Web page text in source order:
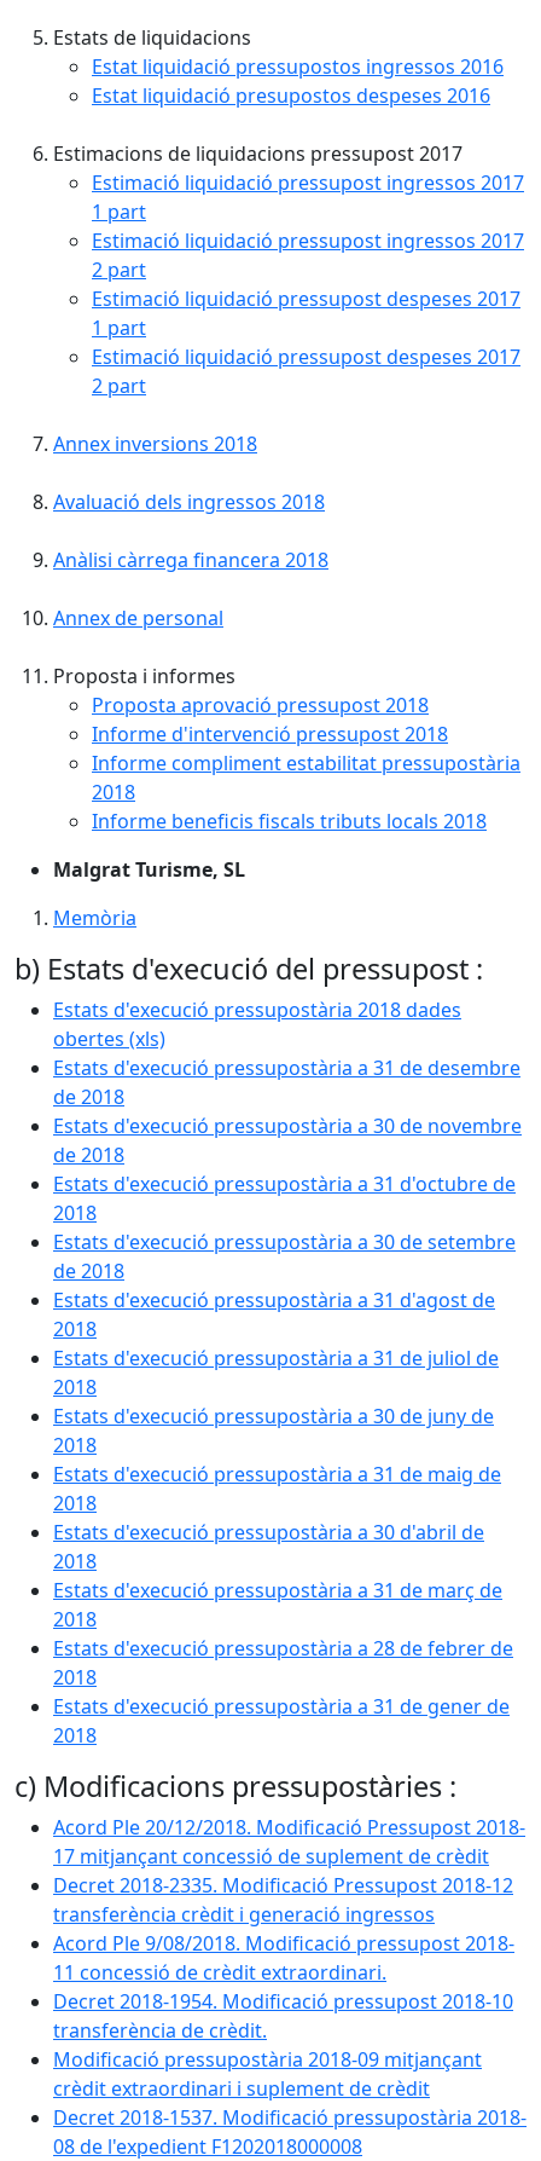
Estats de liquidacions
Estat liquidació pressupostos ingressos 2016
Estat liquidació presupostos despeses 2016
Estimacions de liquidacions pressupost 2017
Estimació liquidació pressupost ingressos 2017
1 part
Estimació liquidació pressupost ingressos 2017
2 part
Estimació liquidació pressupost despeses 2017
1 part
Estimació liquidació pressupost despeses 2017
2 part
Annex inversions 2018
Avaluació dels ingressos 2018
Anàlisi càrrega financera 2018
Annex de personal
Proposta i informes
Proposta aprovació pressupost 2018
Informe d'intervenció pressupost 2018
Informe compliment estabilitat pressupostària
2018
Informe beneficis fiscals tributs locals 2018
Malgrat Turisme, SL
Memòria
b) Estats d'execució del pressupost :
Estats d'execució pressupostària 2018 dades
obertes (xls)
Estats d'execució pressupostària a 31 de desembre
de 2018
Estats d'execució pressupostària a 30 de novembre
de 2018
Estats d'execució pressupostària a 31 d'octubre de
2018
Estats d'execució pressupostària a 30 de setembre
de 2018
Estats d'execució pressupostària a 31 d'agost de
2018
Estats d'execució pressupostària a 31 de juliol de
2018
Estats d'execució pressupostària a 30 de juny de
2018
Estats d'execució pressupostària a 31 de maig de
2018
Estats d'execució pressupostària a 30 d'abril de
2018
Estats d'execució pressupostària a 31 de març de
2018
Estats d'execució pressupostària a 28 de febrer de
2018
Estats d'execució pressupostària a 31 de gener de
2018
c) Modificacions pressupostàries :
Acord Ple 20/12/2018. Modificació Pressupost 2018-
17 mitjançant concessió de suplement de crèdit
Decret 2018-2335. Modificació Pressupost 2018-12
transferència crèdit i generació ingressos
Acord Ple 9/08/2018. Modificació pressupost 2018-
11 concessió de crèdit extraordinari.
Decret 2018-1954. Modificació pressupost 2018-10
transferència de crèdit.
Modificació pressupostària 2018-09 mitjançant
crèdit extraordinari i suplement de crèdit
Decret 2018-1537. Modificació pressupostària 2018-
08 de l'expedient F1202018000008